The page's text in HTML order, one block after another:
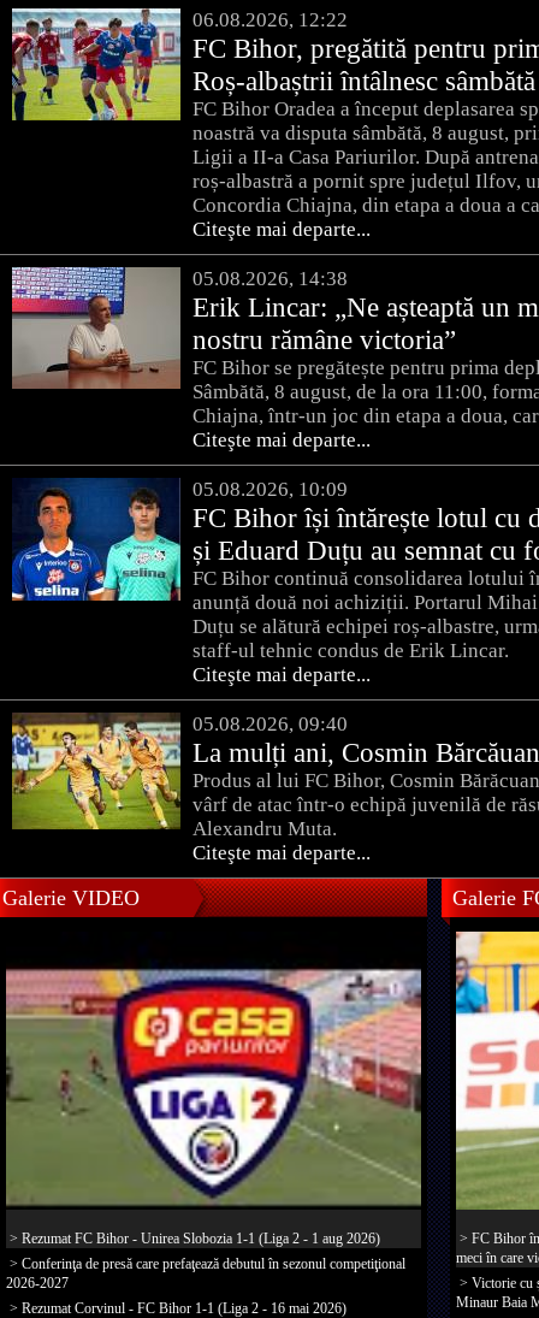
06.08.2026, 12:22
FC Bihor, pregătită pentru
Roș-albaștrii întâlnesc
FC Bihor Oradea a început deplasarea
noastră va disputa sâmbătă, 8 august,
Ligii a II-a Casa Pariurilor. După
roș-albastră a pornit spre județul Ilfov,
Concordia Chiajna, din etapa a doua a
Citeşte mai departe...
05.08.2026, 14:38
Erik Lincar: „Ne așteaptă un
nostru rămâne victoria”
FC Bihor se pregătește pentru prima
Sâmbătă, 8 august, de la ora 11:00,
Chiajna, într-un joc din etapa a doua,
Citeşte mai departe...
05.08.2026, 10:09
FC Bihor își întărește lotul cu
și Eduard Duțu au semnat cu
FC Bihor continuă consolidarea lotului
anunță două noi achiziții. Portarul
Duțu se alătură echipei roș-albastre,
staff-ul tehnic condus de Erik Lincar.
Citeşte mai departe...
05.08.2026, 09:40
La mulți ani, Cosmin
Produs al lui FC Bihor, Cosmin
vârf de atac într-o echipă juvenilă de
Alexandru Muta.
Citeşte mai departe...
Galerie VIDEO
> Rezumat FC Bihor - Unirea Slobozia 1-1 (Liga 2 - 1 aug 2026)
> Conferinţa de presă care prefaţează debutul în sezonul competiţional
2026-2027
> Rezumat Corvinul - FC Bihor 1-1 (Liga 2 - 16 mai 2026)
Galerie
> FC Bihor
meci în care
> Victorie cu
Minaur Baia